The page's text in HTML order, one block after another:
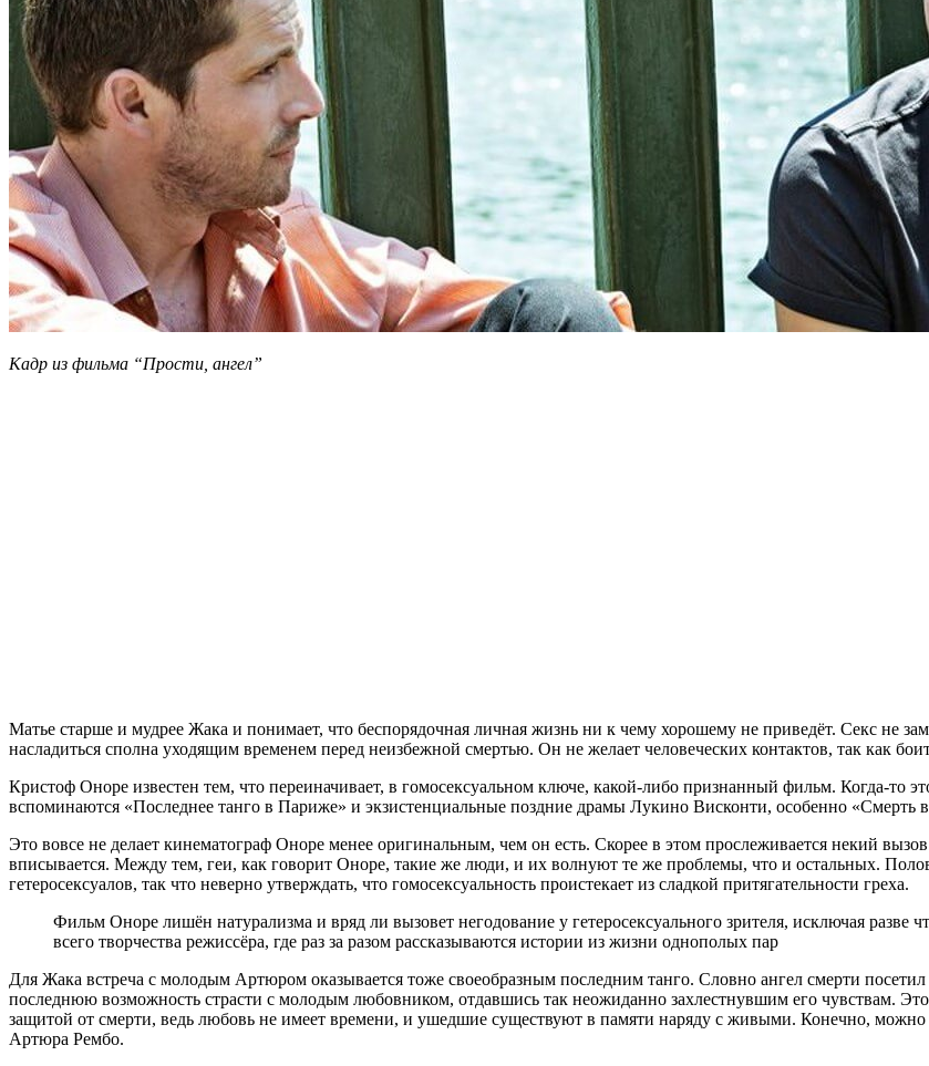
Кадр из фильма “Прости, ангел”
Матье старше и мудрее Жака и понимает, что беспорядочная личная жизнь ни к чему хорошему не приведёт. Секс не
насладиться сполна уходящим временем перед неизбежной смертью. Он не желает человеческих контактов, так как
Кристоф Оноре известен тем, что переиначивает, в гомосексуальном ключе, какой-либо признанный фильм. Когда-то
вспоминаются «Последнее танго в Париже» и экзистенциальные поздние драмы Лукино Висконти, особенно «Смерть
Это вовсе не делает кинематограф Оноре менее оригинальным, чем он есть. Скорее в этом прослеживается некий
вписывается. Между тем, геи, как говорит Оноре, такие же люди, и их волнуют те же проблемы, что и остальных.
гетеросексуалов, так что неверно утверждать, что гомосексуальность проистекает из сладкой притягательности греха.
Фильм Оноре лишён натурализма и вряд ли вызовет негодование у гетеросексуального зрителя, исключая разве
всего творчества режиссёра, где раз за разом рассказываются истории из жизни однополых пар
Для Жака встреча с молодым Артюром оказывается тоже своеобразным последним танго. Словно ангел смерти
последнюю возможность страсти с молодым любовником, отдавшись так неожиданно захлестнувшим его чувствам.
защитой от смерти, ведь любовь не имеет времени, и ушедшие существуют в памяти наряду с живыми. Конечно,
Артюра Рембо.